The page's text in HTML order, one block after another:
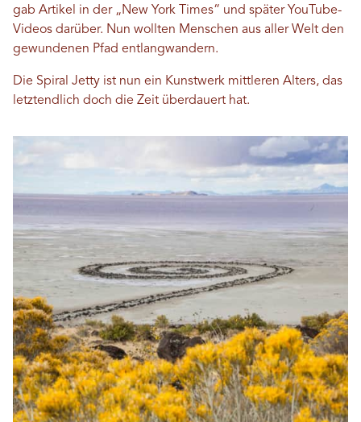
gab Artikel in der „New York Times“ und später YouTube-
Videos darüber. Nun wollten Menschen aus aller Welt den
gewundenen Pfad entlangwandern.
Die Spiral Jetty ist nun ein Kunstwerk mittleren Alters, das
letztendlich doch die Zeit überdauert hat.